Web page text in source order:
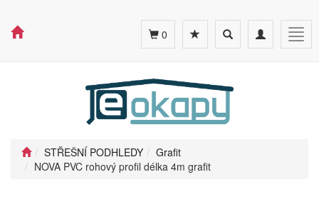
Toggle
navigation
Toggle
search
0
STŘEŠNÍ PODHLEDY
Grafit
NOVA PVC rohový profil délka 4m grafit